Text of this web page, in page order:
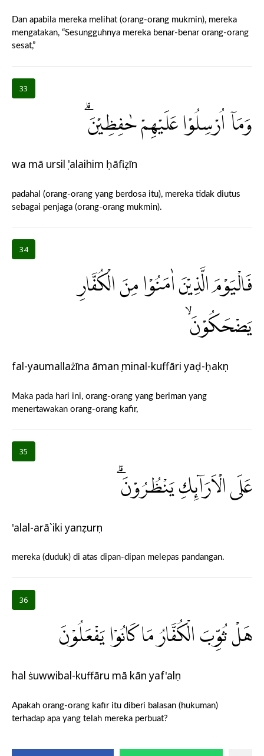
Dan apabila mereka melihat (orang-orang mukmin), mereka
mengatakan, “Sesungguhnya mereka benar-benar orang-orang
sesat,”
33
وَمَآ اُرْسِلُوْا عَلَيْهِمْ حٰفِظِيْنَۗ
wa mā ursilụ 'alaihim ḥāfiẓīn
padahal (orang-orang yang berdosa itu), mereka tidak diutus
sebagai penjaga (orang-orang mukmin).
34
فَالْيَوْمَ الَّذِيْنَ اٰمَنُوْا مِنَ الْكُفَّارِ
يَضْحَكُوْنَۙ
fal-yaumallażīna āmanụ minal-kuffāri yaḍ-ḥakụn
Maka pada hari ini, orang-orang yang beriman yang
menertawakan orang-orang kafir,
35
عَلَى الْاَرَاۤىِٕكِ يَنْظُرُوْنَۗ
'alal-arā`iki yanẓurụn
mereka (duduk) di atas dipan-dipan melepas pandangan.
36
هَلْ ثُوِّبَ الْكُفَّارُ مَا كَانُوْا يَفْعَلُوْنَ
hal ṡuwwibal-kuffāru mā kānụ yaf'alụn
Apakah orang-orang kafir itu diberi balasan (hukuman)
terhadap apa yang telah mereka perbuat?